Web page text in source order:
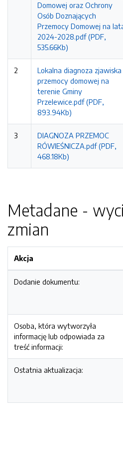
Domowej oraz Ochrony
Osób Doznających
Przemocy Domowej na
2024-2028.pdf (PDF,
535.66Kb)
2
Lokalna diagnoza zjawiska
przemocy domowej na
terenie Gminy
Przelewice.pdf (PDF,
893.94Kb)
3
DIAGNOZA PRZEMOC
RÓWIEŚNICZA.pdf (PDF,
468.18Kb)
Metadane -
zmian
Akcja
Dodanie dokumentu:
Osoba, która wytworzyła
informację lub odpowiada za
treść informacji:
Ostatnia aktualizacja: